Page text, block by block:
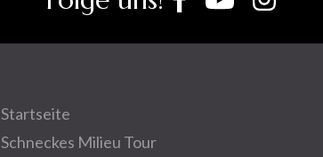
Startseite
Schneckes Milieu Tour